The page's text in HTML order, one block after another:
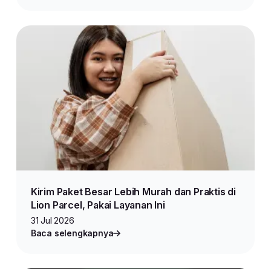
Kirim Paket Besar Lebih Murah dan Praktis di
Lion Parcel, Pakai Layanan Ini
31 Jul 2026
Baca selengkapnya